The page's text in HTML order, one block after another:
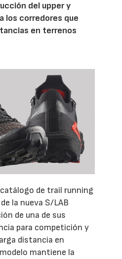
del upper y
los corredores que
en terrenos
de trail running
la nueva S/LAB
de una de sus
para competición y
distancia en
mantiene la